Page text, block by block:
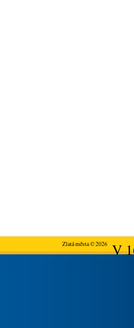
Zlatá města © 2026V